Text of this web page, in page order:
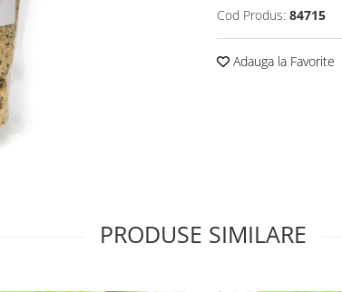
Cod Produs: 84715
Adauga la Favorite
PRODUSE SIMILARE